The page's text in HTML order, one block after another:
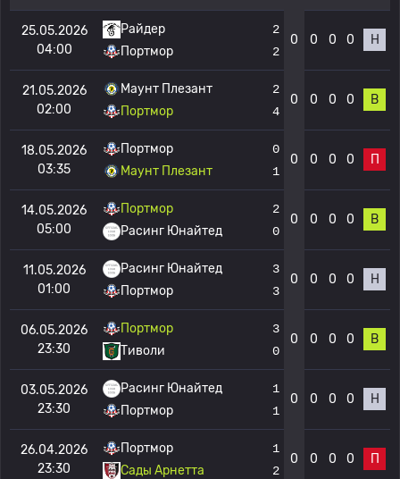
25.05.2026
04:00
Райдер
Портмор
2
2
0 0 0 0 Н
21.05.2026
02:00
Маунт Плезант
Портмор
2
4
0 0 0 0 В
18.05.2026
03:35
Портмор
Маунт Плезант
0
1
0 0 0 0 П
14.05.2026
05:00
Портмор
Расинг Юнайтед
2
0
0 0 0 0 В
11.05.2026
01:00
Расинг Юнайтед
Портмор
3
3
0 0 0 0 Н
06.05.2026
23:30
Портмор
Тиволи
3
0
0 0 0 0 В
03.05.2026
23:30
Расинг Юнайтед
Портмор
1
1
0 0 0 0 Н
26.04.2026
23:30
Портмор
Сады Арнетта
1
2
0 0 0 0 П